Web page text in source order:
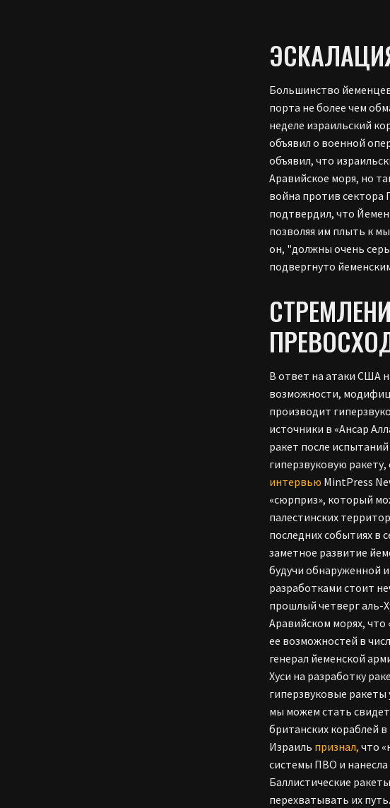
Большинство
порта не более чем
неделе израильский
объявил о военной
объявил, что
Аравийское моря, но
война против сектора
подтвердил, что
позволяя им плыть к
он, "должны очень
подвергнуто
В ответ на атаки США
возможности,
производит
источники в «Ансар
ракет после
гиперзвуковую
интервью MintPress
«сюрприз», который
палестинских
последних событиях в
заметное развитие
будучи обнаруженной
разработками стоит
прошлый четверг аль-
Аравийском морях,
ее возможностей в
генерал йеменской
Хуси на разработку
гиперзвуковые
мы можем стать
британских кораблей
Израиль признал, что
системы ПВО и
Баллистические
перехватывать их